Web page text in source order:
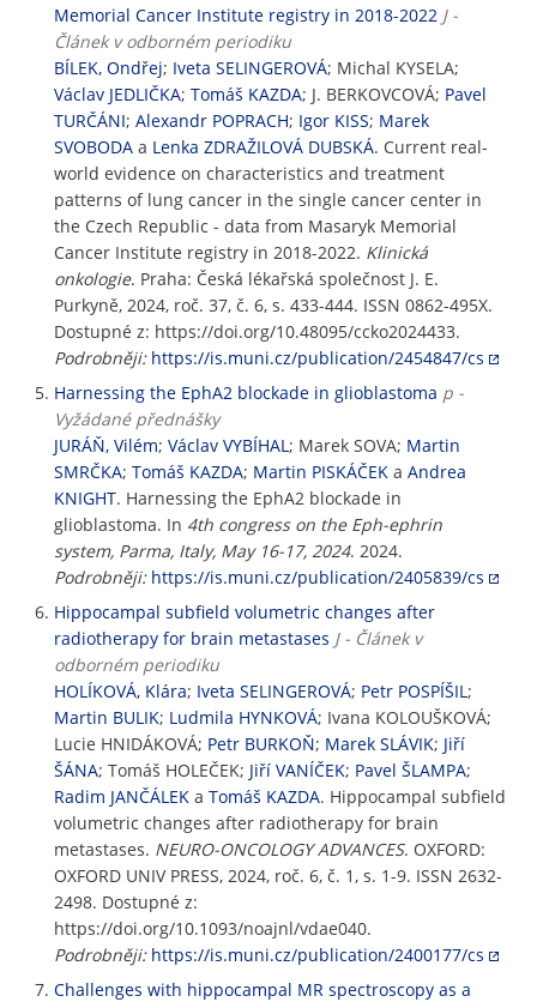
Memorial Cancer Institute registry in 2018-2022 J -
Článek v odborném periodiku
BÍLEK, Ondřej; Iveta SELINGEROVÁ; Michal KYSELA;
Václav JEDLIČKA; Tomáš KAZDA; J. BERKOVCOVÁ; Pavel
TURČÁNI; Alexandr POPRACH; Igor KISS; Marek
SVOBODA a Lenka ZDRAŽILOVÁ DUBSKÁ. Current real-
world evidence on characteristics and treatment
patterns of lung cancer in the single cancer center in
the Czech Republic - data from Masaryk Memorial
Cancer Institute registry in 2018-2022. Klinická
onkologie. Praha: Česká lékařská společnost J. E.
Purkyně, 2024, roč. 37, č. 6, s. 433-444. ISSN 0862-495X.
Dostupné z: https://doi.org/10.48095/ccko2024433.
Podrobněji: https://is.muni.cz/publication/2454847/cs
Harnessing the EphA2 blockade in glioblastoma p -
Vyžádané přednášky
JURÁŇ, Vilém; Václav VYBÍHAL ; Marek SOVA; Martin
SMRČKA; Tomáš KAZDA; Martin PISKÁČEK a Andrea
KNIGHT. Harnessing the EphA2 blockade in
glioblastoma. In 4th congress on the Eph-ephrin
system, Parma, Italy, May 16-17, 2024. 2024.
Podrobněji: https://is.muni.cz/publication/2405839/cs
Hippocampal subfield volumetric changes after
radiotherapy for brain metastases J - Článek v
odborném periodiku
HOLÍKOVÁ, Klára; Iveta SELINGEROVÁ; Petr POSPÍŠIL ;
Martin BULIK; Ludmila HYNKOVÁ; Ivana KOLOUŠKOVÁ;
Lucie HNIDÁKOVÁ; Petr BURKOŇ; Marek SLÁVIK; Jiří
ŠÁNA; Tomáš HOLEČEK; Jiří VANÍČEK; Pavel ŠLAMPA;
Radim JANČÁLEK a Tomáš KAZDA. Hippocampal subfield
volumetric changes after radiotherapy for brain
metastases. NEURO-ONCOLOGY ADVANCES. OXFORD:
OXFORD UNIV PRESS, 2024, roč. 6, č. 1, s. 1-9. ISSN 2632-
2498. Dostupné z:
https://doi.org/10.1093/noajnl/vdae040.
Podrobněji: https://is.muni.cz/publication/2400177/cs
Challenges with hippocampal MR spectroscopy as a